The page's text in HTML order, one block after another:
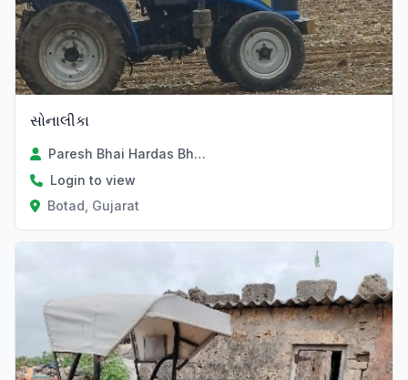
સોનાલીકા
Paresh Bhai Hardas Bhai Panchani
Login to view
Botad, Gujarat